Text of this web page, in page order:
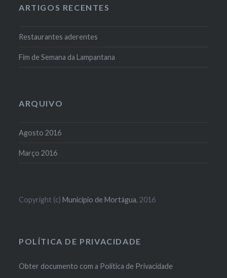
ARTIGOS RECENTES
Restaurantes aderentes
Fim de Semana da Lampantana
ARQUIVO
Agosto 2016
Março 2016
Copyright (c)Município de Mortágua, 2016
POLÍTICA DE PRIVACIDADE
Obter documento com a Política de Privacidade